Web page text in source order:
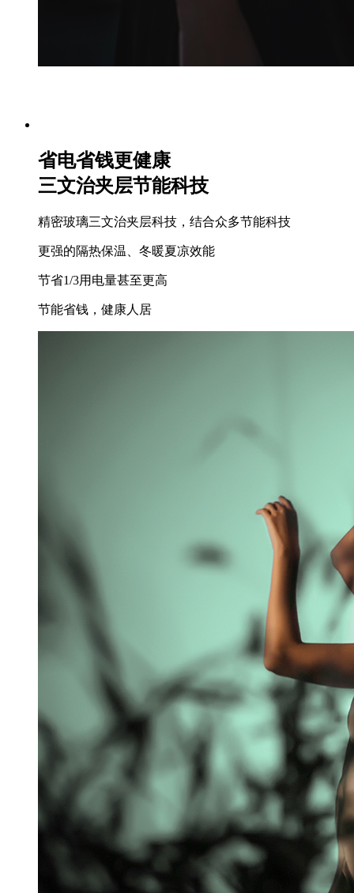
省电省钱更健康
三文治夹层节能科技
精密玻璃三文治夹层科技，结合众多节能科技
更强的隔热保温、冬暖夏凉效能
节省1/3用电量甚至更高
节能省钱，健康人居